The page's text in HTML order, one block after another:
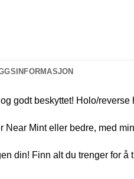
godt beskyttet! Holo/
Near Mint eller bedre, med
din! Finn alt du trenger for å